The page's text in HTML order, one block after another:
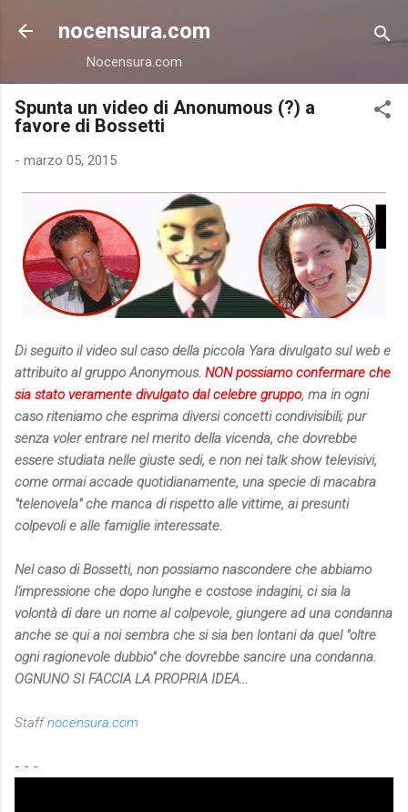
Passa ai contenuti principali
nocensura.com
Nocensura.com
Spunta un video di Anonumous (?) a
favore di Bossetti
- marzo 05, 2015
Di seguito il video sul caso della piccola Yara divulgato sul web e
attribuito al gruppo Anonymous. NON possiamo confermare che
sia stato veramente divulgato dal celebre gruppo, ma in ogni
caso riteniamo che esprima diversi concetti condivisibili; pur
senza voler entrare nel merito della vicenda, che dovrebbe
essere studiata nelle giuste sedi, e non nei talk show televisivi,
come ormai accade quotidianamente, una specie di macabra
"telenovela" che manca di rispetto alle vittime, ai presunti
colpevoli e alle famiglie interessate.
Nel caso di Bossetti, non possiamo nascondere che abbiamo
l'impressione che dopo lunghe e costose indagini, ci sia la
volontà di dare un nome al colpevole, giungere ad una condanna
anche se qui a noi sembra che si sia ben lontani da quel "oltre
ogni ragionevole dubbio" che dovrebbe sancire una condanna.
OGNUNO SI FACCIA LA PROPRIA IDEA...
Staffnocensura.com
- - -